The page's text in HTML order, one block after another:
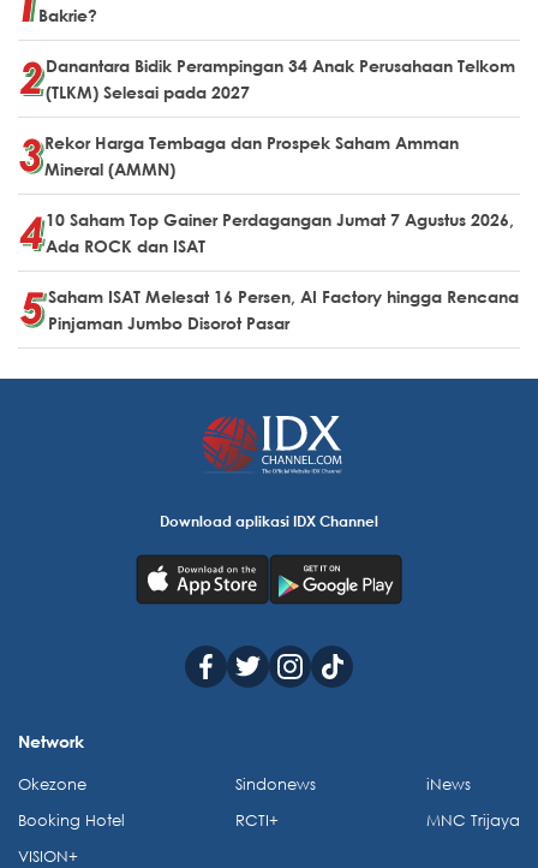
Bakrie?
Danantara Bidik Perampingan 34 Anak Perusahaan Telkom
(TLKM) Selesai pada 2027
Rekor Harga Tembaga dan Prospek Saham Amman
Mineral (AMMN)
10 Saham Top Gainer Perdagangan Jumat 7 Agustus 2026,
Ada ROCK dan ISAT
Saham ISAT Melesat 16 Persen, AI Factory hingga Rencana
Pinjaman Jumbo Disorot Pasar
Download aplikasi IDX Channel
Network
Okezone
Booking Hotel
VISION+
Sindonews
RCTI+
iNews
MNC Trijaya